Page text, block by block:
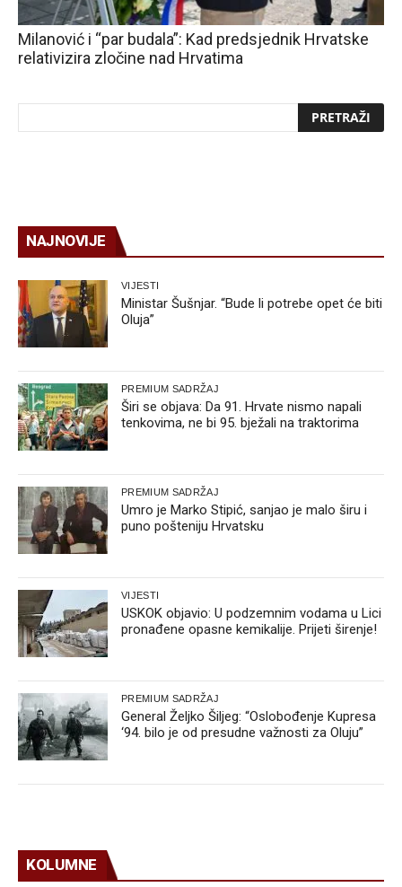
Milanović i “par budala”: Kad predsjednik Hrvatske
relativizira zločine nad Hrvatima
NAJNOVIJE
VIJESTI
Ministar Šušnjar. “Bude li potrebe opet će biti
Oluja”
PREMIUM SADRŽAJ
Širi se objava: Da 91. Hrvate nismo napali
tenkovima, ne bi 95. bježali na traktorima
PREMIUM SADRŽAJ
Umro je Marko Stipić, sanjao je malo širu i
puno pošteniju Hrvatsku
VIJESTI
USKOK objavio: U podzemnim vodama u Lici
pronađene opasne kemikalije. Prijeti širenje!
PREMIUM SADRŽAJ
General Željko Šiljeg: “Oslobođenje Kupresa
‘94. bilo je od presudne važnosti za Oluju”
KOLUMNE